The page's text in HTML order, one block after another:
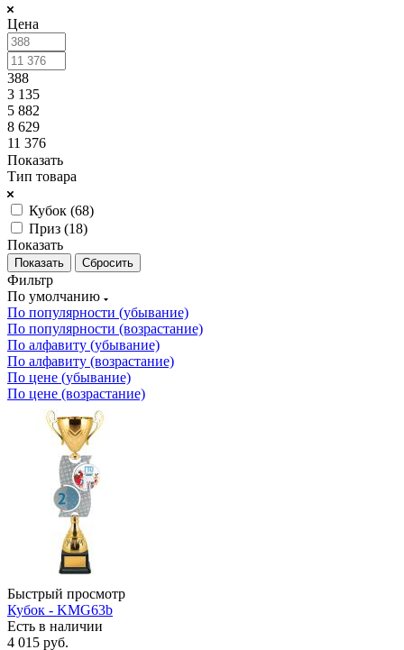
Цена
388
3 135
5 882
8 629
11 376
Показать
Тип товара
Кубок (68)
Приз (18)
Показать
Сбросить
Фильтр
По умолчанию
По популярности (убывание)
По популярности (возрастание)
По алфавиту (убывание)
По алфавиту (возрастание)
По цене (убывание)
По цене (возрастание)
Быстрый просмотр
Кубок - KMG63b
Есть в наличии
4 015 руб.